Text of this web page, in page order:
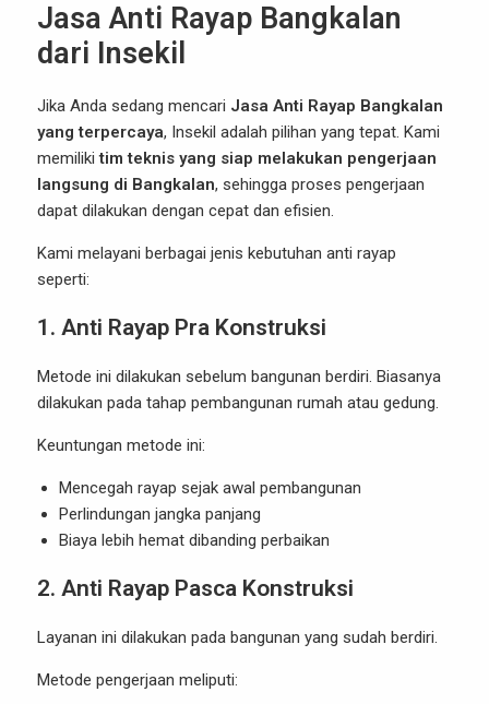
Jasa Anti Rayap Bangkalan
dari Insekil
Jika Anda sedang mencari Jasa Anti Rayap Bangkalan
yang terpercaya, Insekil adalah pilihan yang tepat. Kami
memilikitim teknis yang siap melakukan pengerjaan
langsung di Bangkalan, sehingga proses pengerjaan
dapat dilakukan dengan cepat dan efisien.
Kami melayani berbagai jenis kebutuhan anti rayap
seperti:
1. Anti Rayap Pra Konstruksi
Metode ini dilakukan sebelum bangunan berdiri. Biasanya
dilakukan pada tahap pembangunan rumah atau gedung.
Keuntungan metode ini:
Mencegah rayap sejak awal pembangunan
Perlindungan jangka panjang
Biaya lebih hemat dibanding perbaikan
2. Anti Rayap Pasca Konstruksi
Layanan ini dilakukan pada bangunan yang sudah berdiri.
Metode pengerjaan meliputi: